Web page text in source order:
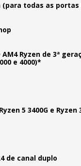
todas as portas
Ryzen de 3ª
e 4000)*
5 3400G e Ryzen
de canal duplo